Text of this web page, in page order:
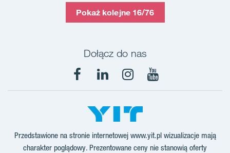
Pokaż kolejne 16/76
Dołącz do nas
Facebook
LinkedInInstagram
YouTube
Przedstawione na stronie internetowej www.yit.pl wizualizacje mają
charakter poglądowy. Prezentowane ceny nie stanowią oferty